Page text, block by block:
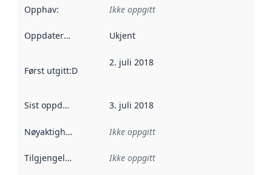
Opphav: Ikke oppgitt
Oppdateringsfrekvens :
Ukjent
Først utgitt:Denne datoen sier når dataene i dette
2. juli 2018
Sist oppdatert 3. juli 2018
Nøyaktighet Ikke oppgitt
Tilgjengelighet Ikke oppgitt